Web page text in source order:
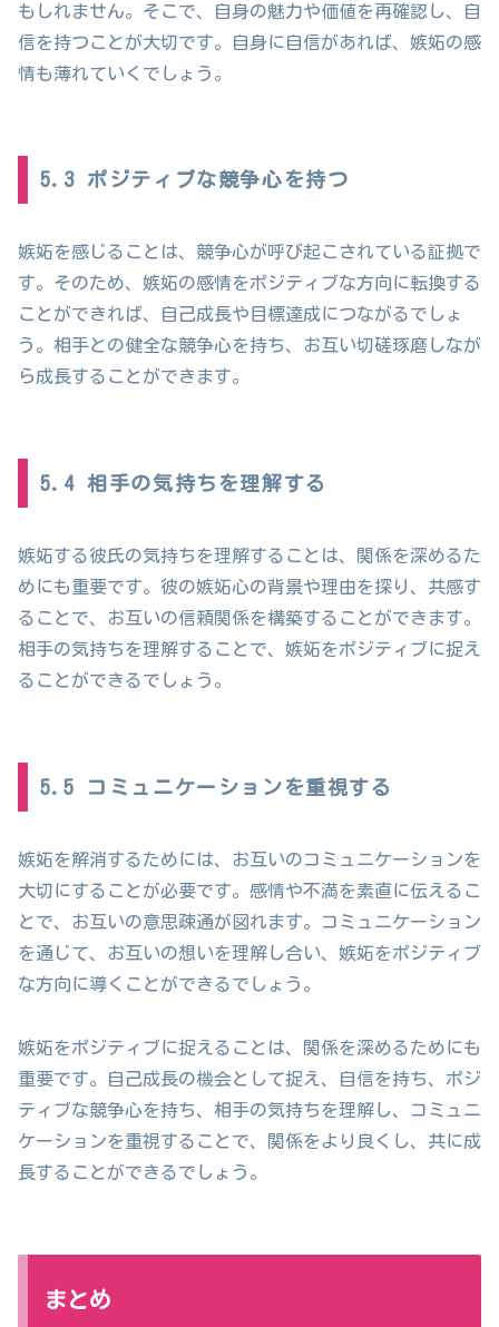
もしれません。そこで、自身の魅力や価値を再確認し、自
信を持つことが大切です。自身に自信があれば、嫉妬の感
情も薄れていくでしょう。
5.3 ポジティブな競争心を持つ
嫉妬を感じることは、競争心が呼び起こされている証拠で
す。そのため、嫉妬の感情をポジティブな方向に転換する
ことができれば、自己成長や目標達成につながるでしょ
う。相手との健全な競争心を持ち、お互い切磋琢磨しなが
ら成長することができます。
5.4 相手の気持ちを理解する
嫉妬する彼氏の気持ちを理解することは、関係を深めるた
めにも重要です。彼の嫉妬心の背景や理由を探り、共感す
ることで、お互いの信頼関係を構築することができます。
相手の気持ちを理解することで、嫉妬をポジティブに捉え
ることができるでしょう。
5.5 コミュニケーションを重視する
嫉妬を解消するためには、お互いのコミュニケーションを
大切にすることが必要です。感情や不満を素直に伝えるこ
とで、お互いの意思疎通が図れます。コミュニケーション
を通じて、お互いの想いを理解し合い、嫉妬をポジティブ
な方向に導くことができるでしょう。
嫉妬をポジティブに捉えることは、関係を深めるためにも
重要です。自己成長の機会として捉え、自信を持ち、ポジ
ティブな競争心を持ち、相手の気持ちを理解し、コミュニ
ケーションを重視することで、関係をより良くし、共に成
長することができるでしょう。
まとめ